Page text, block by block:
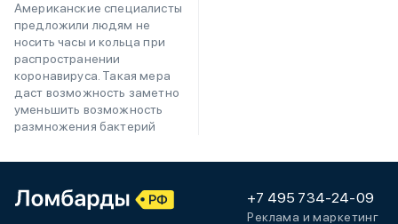
Американские специалисты
предложили людям не
носить часы и кольца при
распространении
коронавируса. Такая мера
даст возможность заметно
уменьшить возможность
размножения бактерий
+7 495 734-24-09
Реклама и маркетинг